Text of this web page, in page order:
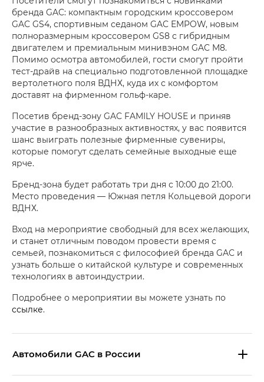
бренда GAC: компактным городским кроссовером
GAC GS4, спортивным седаном GAC EMPOW, новым
полноразмерным кроссовером GS8 с гибридным
двигателем и премиальным минивэном GAC M8.
Помимо осмотра автомобилей, гости смогут пройти
тест-драйв на специально подготовленной площадке
вертолетного поля ВДНХ, куда их с комфортом
доставят на фирменном гольф-каре.
Посетив бренд-зону GAC FAMILY HOUSE и приняв
участие в разнообразных активностях, у вас появится
шанс выиграть полезные фирменные сувениры,
которые помогут сделать семейные выходные еще
ярче.
Бренд-зона будет работать три дня с 10:00 до 21:00.
Место проведения — Южная петля Кольцевой дороги
ВДНХ.
Вход на мероприятие свободный для всех желающих,
и станет отличным поводом провести время с
семьей, познакомиться с философией бренда GAC и
узнать больше о китайской культуре и современных
технологиях в автоиндустрии.
Подробнее о мероприятии вы можете узнать по
ссылке.
Aвтомобили GAC в России